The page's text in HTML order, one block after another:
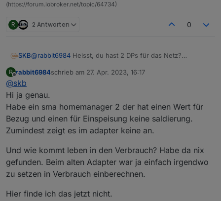
Danke
(https://forum.iobroker.net/topic/64734)
R 2 Antworten 0
SKB@rabbit6984 Heisst, du hast 2 DPs für das Netz?
nicht auf dem Schirm.
R
Offline
rabbit6984schrieb am 27. Apr. 2023, 16:17
zuletzt editiert von
@skb
Hi ja genau.
Habe ein sma homemanager 2 der hat einen Wert für
Bezug und einen für Einspeisung keine saldierung.
Zumindest zeigt es im adapter keine an.
Und wie kommt leben in den Verbrauch? Habe da nix
gefunden. Beim alten Adapter war ja einfach irgendwo
zu setzen in Verbrauch einberechnen.
Hier finde ich das jetzt nicht.